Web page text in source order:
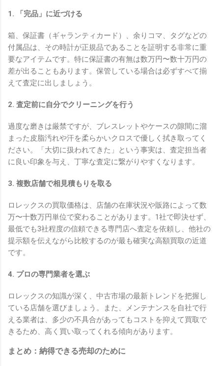
1. 「完品」に近づける
箱、保証書（ギャランティカード）、余りコマ、タグなどの
付属品は、その時計が正規品であることを証明する非常に重
要なアイテムです。特に保証書の有無は数万円〜数十万円の
差が出ることもあります。保管している場合は必ずすべて揃
えて査定に出しましょう。
2. 査定前に自分でクリーニングを行う
過度な磨きは厳禁ですが、ブレスレットやケースの隙間に溜
まった皮脂汚れや汗を柔らかいクロスで優しく拭き取ってく
ださい。「大切に扱われてきた」という事実は、査定担当者
に良い印象を与え、丁寧な査定に繋がりやすくなります。
3. 複数店舗で相見積もりを取る
ロレックスの買取価格は、店舗の在庫状況や販路によって数
万〜十数万円単位で変わることがあります。1社で即決せず、
最低でも3社程度の信頼できる専門店へ査定を依頼し、他社の
提示額を伝えながら比較するのが最も確実な高額買取の近道
です。
4. プロの専門業者を選ぶ
ロレックスの知識が深く、中古市場の最新トレンドを把握し
ている店舗を選びましょう。また、メンテナンスを自社で行
える業者は、多少の不具合があってもコストを抑えて買取で
きるため、高く買い取ってくれる傾向があります。
まとめ：納得できる売却のために